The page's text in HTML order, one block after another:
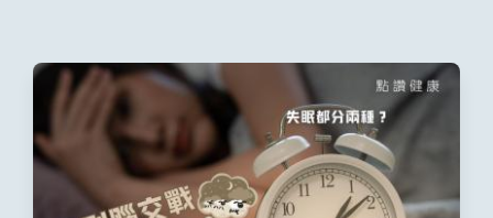
因是什么？经常打机真的会加深近视吗？如果小朋友
真的有近视，除了佩戴眼镜，原来也有不同的方法去
减慢近视加深。